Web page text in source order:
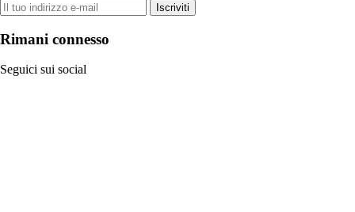
Iscriviti
Rimani connesso
Seguici sui social